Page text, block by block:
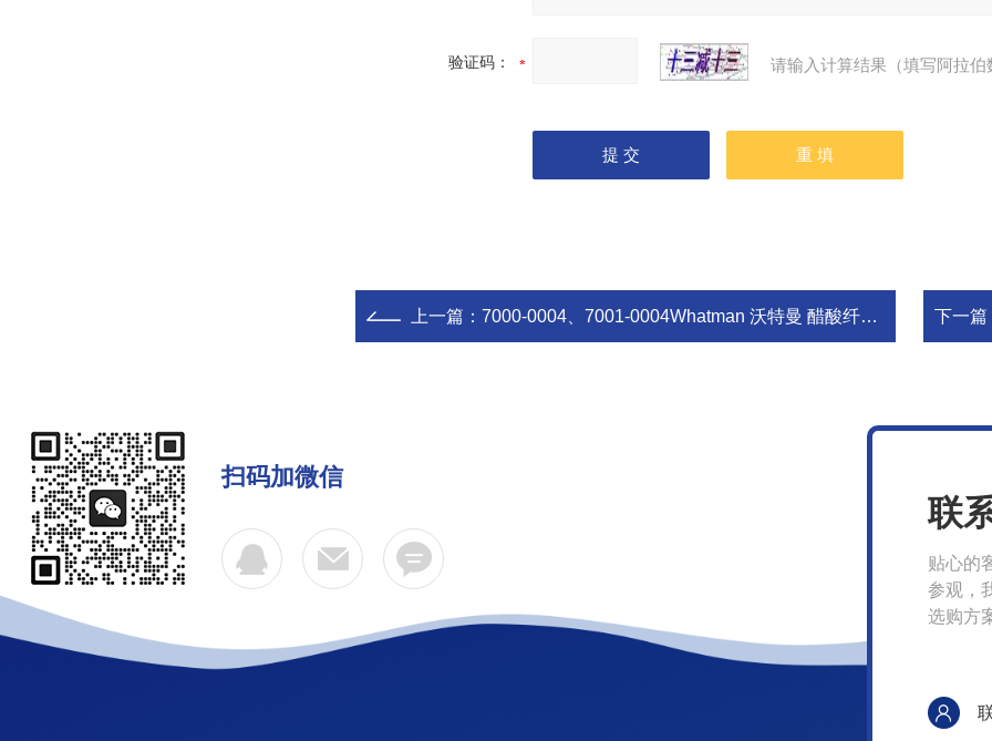
验证码： 请输入计算结果（填写阿拉
上一篇： 7000-0004、7001-0004Whatman 沃特曼 醋酸纤维素膜 白色平滑0.45µm 47mm 下一篇
扫码加微信
联
贴心的
参观，
选购方